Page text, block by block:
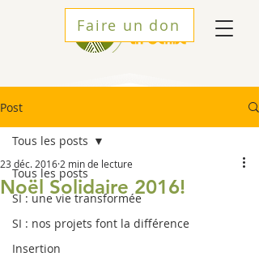
Faire un don
Post
Tous les posts
SI : une vie transformée
SI : nos projets font la différence
Insertion
Tous les posts
Noël Solidaire 2016!
23 déc. 2016 2 min de lecture